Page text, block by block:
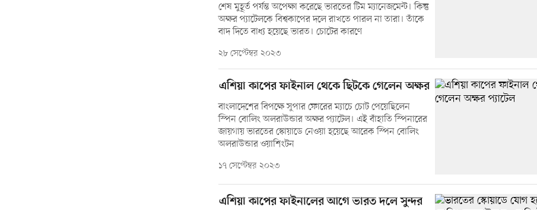
শেষ মুহূর্ত পর্যন্ত অপেক্ষা করেছে ভারতের টিম ম্যানেজমেন্ট। কিন্তু
অক্ষর প্যাটেলকে বিশ্বকাপের দলে রাখতে পারল না তারা। তাঁকে
বাদ দিতে বাধ্য হয়েছে ভারত। চোটের কারণে
২৮ সেপ্টেম্বর ২০২৩
এশিয়া কাপের ফাইনাল থেকে ছিটকে গেলেন অক্ষর
বাংলাদেশের বিপক্ষে সুপার ফোরের ম্যাচে চোট পেয়েছিলেন
স্পিন বোলিং অলরাউন্ডার অক্ষর প্যাটেল। এই বাঁহাতি স্পিনারের
জায়গায় ভারতের স্কোয়াডে নেওয়া হয়েছে আরেক স্পিন বোলিং
অলরাউন্ডার ওয়াশিংটন
১৭ সেপ্টেম্বর ২০২৩
এশিয়া কাপের ফাইনালের আগে ভারত দলে সুন্দর